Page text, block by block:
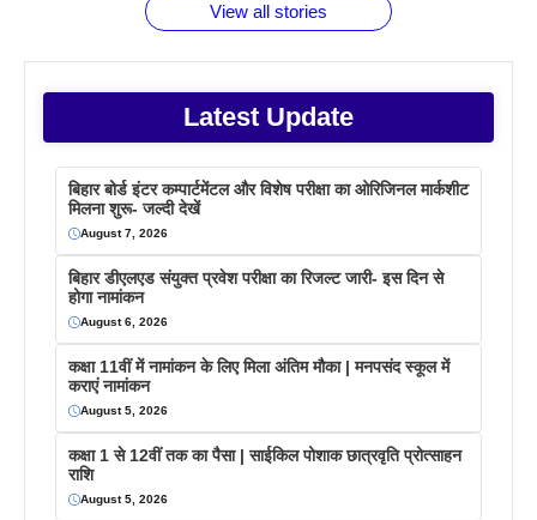
View all stories
Latest Update
बिहार बोर्ड इंटर कम्पार्टमेंटल और विशेष परीक्षा का ओरिजिनल मार्कशीट
मिलना शुरू- जल्दी देखें
August 7, 2026
बिहार डीएलएड संयुक्त प्रवेश परीक्षा का रिजल्ट जारी- इस दिन से
होगा नामांकन
August 6, 2026
कक्षा 11वीं में नामांकन के लिए मिला अंतिम मौका | मनपसंद स्कूल में
कराएं नामांकन
August 5, 2026
कक्षा 1 से 12वीं तक का पैसा | साईकिल पोशाक छात्रवृति प्रोत्साहन
राशि
August 5, 2026